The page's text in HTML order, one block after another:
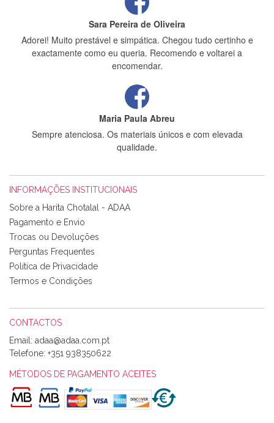
Sara Pereira de Oliveira
Adorei! Muito prestável e simpática. Chegou tudo certinho e
exactamente como eu queria. Recomendo e voltarei a
encomendar.
Maria Paula Abreu
Sempre atenciosa. Os materiais únicos e com elevada
qualidade.
Tudo chegou em condições, pois os produtos vieram muito
bem acondicionados. Estou plenamente satisfeita com os
produtos adquiridos. Relativamente à bolsa, tem um tecido
com um padrão e cores muito bonitas e a execução está
perfeitíssima. Futuramente penso voltar a comprar na vossa
loja, têm excelentes artigos a um preço muito justo. A
Alexandra Morais
Olá boa Noite. Os meus tecidos chegaram hoje. Muito
obrigada pelo miminho que dá um jeitaço pras minhas linhas
de bordar e não sei o que pões nos tecidos, mas que cheiram
maravilhosamente ... cheiram! :) Muito Obrigada.
INFORMAÇÕES INSTITUCIONAIS
Sobre a Harita Chotalal - ADAA
Pagamento e Envio
Trocas ou Devoluções
Perguntas Frequentes
Política de Privacidade
Termos e Condições
CONTACTOS
Email:
Telefone: +351 938350622
MÉTODOS DE PAGAMENTO ACEITES